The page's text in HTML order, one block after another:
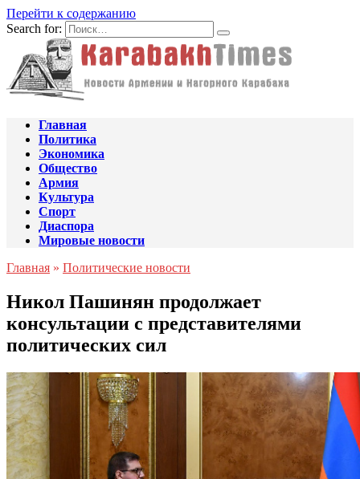
Перейти к содержанию
Search for:
Главная
Политика
Экономика
Общество
Армия
Культура
Спорт
Диаспора
Мировые новости
Главная » Политические новости
Никол Пашинян продолжает
консультации с представителями
политических сил